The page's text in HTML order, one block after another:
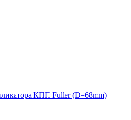
КПП Fuller (D=68mm)